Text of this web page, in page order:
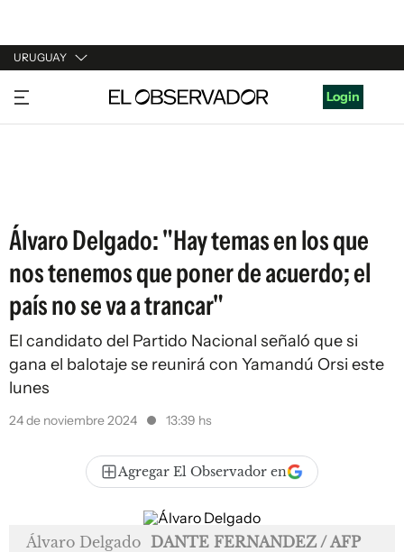
URUGUAY
URUGUAY
ARGENTINA
Login
Álvaro Delgado: "Hay temas en los que
nos tenemos que poner de acuerdo; el
país no se va a trancar"
El candidato del Partido Nacional señaló que si
gana el balotaje se reunirá con Yamandú Orsi este
lunes
24 de noviembre 2024 13:39 hs
Agregar El Observador en
Álvaro Delgado DANTE FERNANDEZ / AFP